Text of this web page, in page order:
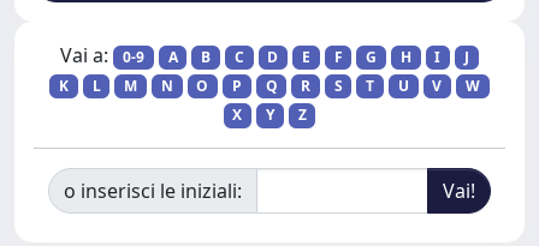
Vai a: 0-9 A B C D E F G H I
J
K
L M N O P Q R S T U V
W
X
Y Z
o inserisci le iniziali: